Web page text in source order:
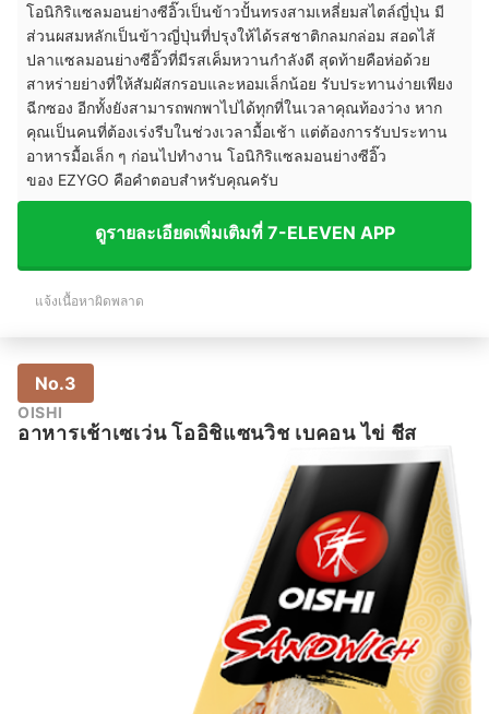
โอนิกิริแซลมอนย่างซีอิ๊วเป็นข้าวปั้นทรงสามเหลี่ยมสไตล์ญี่ปุ่น มี
ส่วนผสมหลักเป็นข้าวญี่ปุ่นที่ปรุงให้ได้รสชาติกลมกล่อม สอดไส้
ปลาแซลมอนย่างซีอิ๊วที่มีรสเค็มหวานกำลังดี สุดท้ายคือห่อด้วย
สาหร่ายย่างที่ให้สัมผัสกรอบและหอมเล็กน้อย รับประทานง่ายเพียง
ฉีกซอง อีกทั้งยังสามารถพกพาไปได้ทุกที่ในเวลาคุณท้องว่าง หาก
คุณเป็นคนที่ต้องเร่งรีบในช่วงเวลามื้อเช้า แต่ต้องการรับประทาน
อาหารมื้อเล็ก ๆ ก่อนไปทำงาน โอนิกิริแซลมอนย่างซีอิ๊ว
ของ EZYGO คือคำตอบสำหรับคุณครับ
ดูรายละเอียดเพิ่มเติมที่ 7-ELEVEN APP
แจ้งเนื้อหาผิดพลาด
No.3
OISHI
อาหารเช้าเซเว่น โออิชิแซนวิช เบคอน ไข่ ชีส